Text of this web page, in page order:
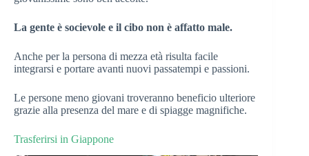
La gente è socievole e il cibo non è affatto male.
Anche per la persona di mezza età risulta facile
integrarsi e portare avanti nuovi passatempi e passioni.
Le persone meno giovani troveranno beneficio ulteriore
grazie alla presenza del mare e di spiagge magnifiche.
Trasferirsi in Giappone